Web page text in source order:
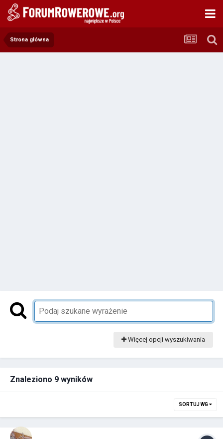
Strona główna
Więcej opcji wyszukiwania
Znaleziono 9 wyników
SORTUJ WG